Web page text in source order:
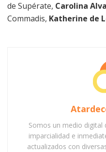
de Supérate, Carolina
Commadis, Katherine de
Somos un medio digital
imparcialidad e
actualizados con